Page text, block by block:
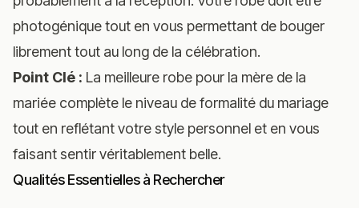
photogénique tout en vous permettant de bouger
librement tout au long de la célébration.
Point Clé : La meilleure robe pour la mère de la
mariée complète le niveau de formalité du mariage
tout en reflétant votre style personnel et en vous
faisant sentir véritablement belle.
Qualités Essentielles à Rechercher